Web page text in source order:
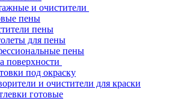
и очистители
пены
пены
для пены
пены
поверхности
под окраску
и очистители для краски
готовые